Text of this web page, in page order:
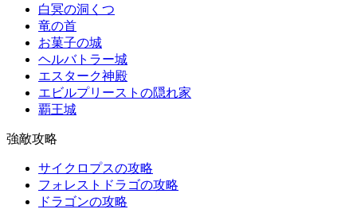
白冥の洞くつ
竜の首
お菓子の城
ヘルバトラー城
エスターク神殿
エビルプリーストの隠れ家
覇王城
強敵攻略
サイクロプスの攻略
フォレストドラゴの攻略
ドラゴンの攻略